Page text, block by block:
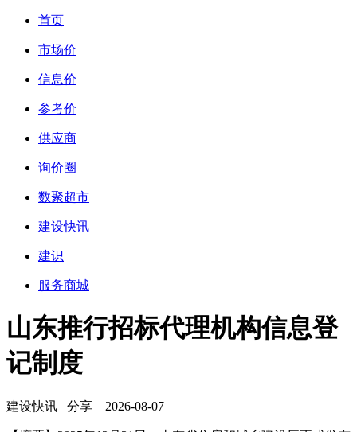
首页
市场价
信息价
参考价
供应商
询价圈
数聚超市
建设快讯
建识
服务商城
山东推行招标代理机构信息登
记制度
建设快讯 分享 2026-08-07